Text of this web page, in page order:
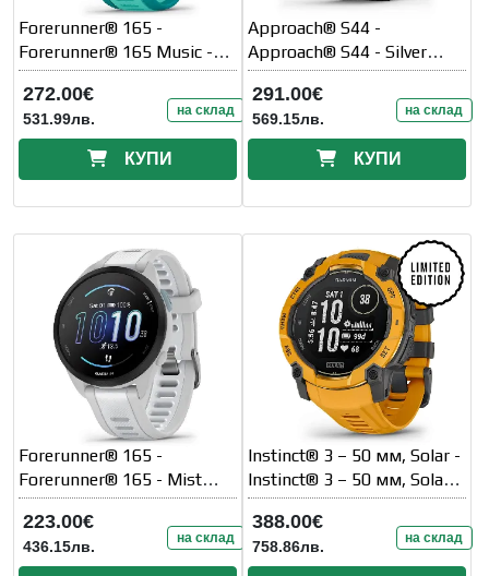
Forerunner® 165 -
Forerunner® 165 Music -
Turquoise/Aqua
272.00€
531.99лв. на склад
КУПИ
Approach® S44 -
Approach® S44 - Silver
Aluminium безел с Black
силиконова каишка
291.00€
569.15лв. на склад
КУПИ
Forerunner® 165 -
Forerunner® 165 - Mist
grey/Whitestone
223.00€
436.15лв. на склад
Instinct® 3 – 50 мм, Solar -
Instinct® 3 – 50 мм, Solar -
Sunburst с Sunburst/Grey
каишка
388.00€
758.86лв. на склад